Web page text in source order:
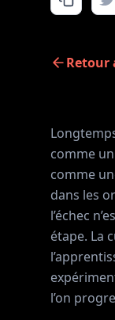
Retour
comme
comme
dans les
l’échec
étape. La
l’on